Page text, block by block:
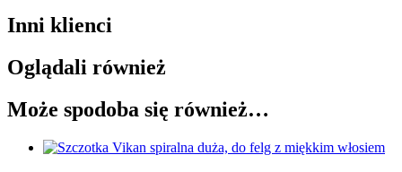
Inni klienci
Oglądali również
Może spodoba się również…